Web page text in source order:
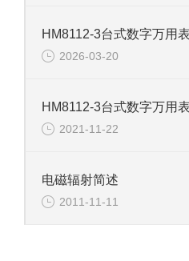
2026-03-20
2021-11-22
电磁辐射简述
2011-11-11